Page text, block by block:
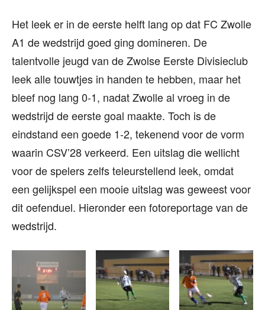
Het leek er in de eerste helft lang op dat FC Zwolle
A1 de wedstrijd goed ging domineren. De
talentvolle jeugd van de Zwolse Eerste Divisieclub
leek alle touwtjes in handen te hebben, maar het
bleef nog lang 0-1, nadat Zwolle al vroeg in de
wedstrijd de eerste goal maakte. Toch is de
eindstand een goede 1-2, tekenend voor de vorm
waarin CSV’28 verkeerd. Een uitslag die wellicht
voor de spelers zelfs teleurstellend leek, omdat
een gelijkspel een mooie uitslag was geweest voor
dit oefenduel. Hieronder een fotoreportage van de
wedstrijd.